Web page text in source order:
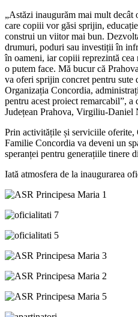
„Astăzi inaugurăm mai mult
care copiii vor găsi sprijin,
construi un viitor mai bun.
drumuri, poduri sau investiții în
în oameni, iar copiii reprezintă
o putem face. Mă bucur că
va oferi sprijin concret pentru
Organizația Concordia,
pentru acest proiect remarcabil”,
Județean Prahova, Virgiliu-Daniel
Prin activitățile și serviciile
Familie Concordia va deveni un
speranței pentru generațiile tinere
Iată atmosfera de la inaugurarea